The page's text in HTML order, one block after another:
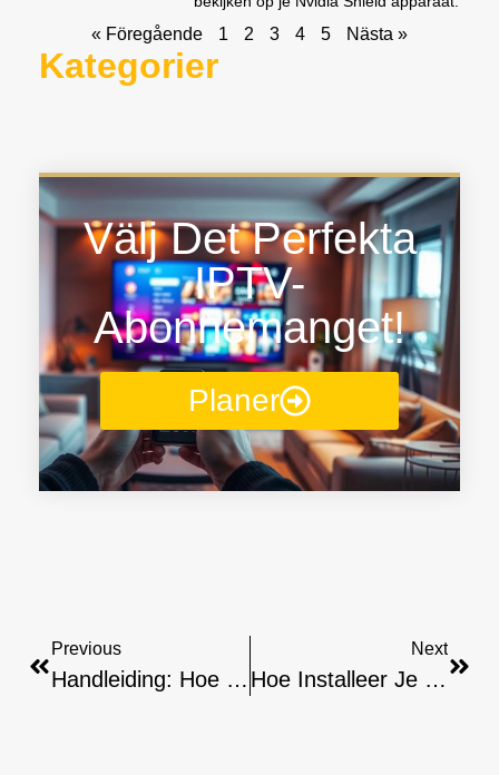
« Föregående 1 2 3 4 5 Nästa »
Kategorier
Välj Det Perfekta
IPTV-
Abonnemanget!
Planer
Previous
Handleiding: Hoe Installeer Je Lazy IPTV Op Raspberry Pi
Next
Hoe Installeer Je HotPlayer Op Nvidia Shield: Stap Voor Stap